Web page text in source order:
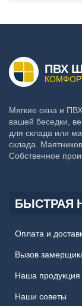
ПВХ
Мягкие окна и
вашей беседки,
для склада или
склада.
Собственное
БЫСТРАЯ
Оплата и
Вызов
Наша продукция
Наши советы